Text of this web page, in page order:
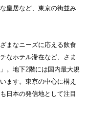
皇居など、東京の街並み
まなニーズに応える飲食
なホテル滞在など、さま
。地下2階には国内最大規
ます。東京の中心に構え
日本の発信地として注目